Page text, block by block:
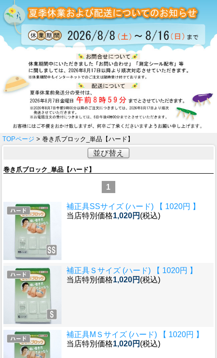
TOPページ > 巻き爪ブロック_単品【ハード】
並び替え
巻き爪ブロック_単品【ハード】
1
補正具SSサイズ (ハード) 【 1020円 】
当店特別価格1,020円 (税込)
補正具Ｓサイズ (ハード) 【 1020円 】
当店特別価格1,020円 (税込)
補正具MＳサイズ (ハード) 【 1020円 】
当店特別価格1,020円 (税込)